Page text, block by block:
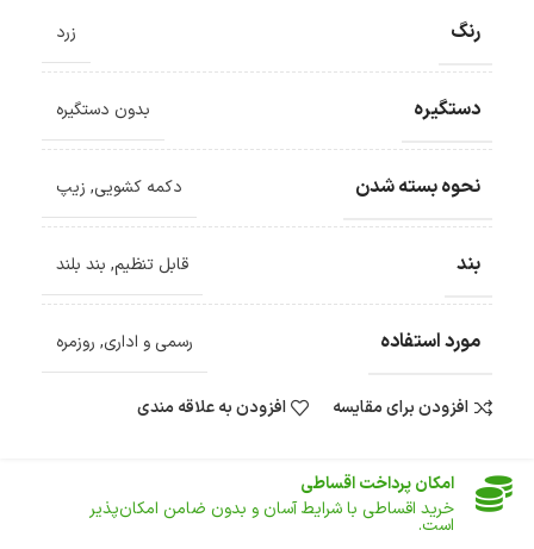
رنگ زرد
دستگیره بدون دستگیره
نحوه بسته شدن دکمه کشویی, زیپ
بند قابل تنظیم, بند بلند
مورد استفاده رسمی و اداری, روزمره
افزودن برای مقایسه افزودن به علاقه مندی
ضمانت اصالت کالا
گارانتی معتبر برای تمامی محصولات ارائه می‌شود.
تومان ، رایگان به سراسر کشور
ارسال می‌شود.
ضمانت بازگشت کالا
امکان پرداخت در محل
امکان پرداخت اقساطی
خرید اقساطی با شرایط آسان و بدون ضامن امکان‌پذیر
است.